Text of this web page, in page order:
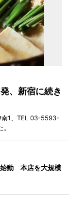
、新宿に続き
南1、TEL 03-5593-
始動 本店を大規模